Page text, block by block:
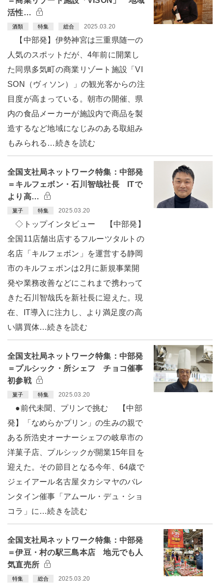
活性…
酒類 特集 総合 2025.03.20
【中部発】伊勢神宮は三重県随一の
人気のスポットだが、4年前に開業し
た同県多気町の商業リゾート施設「VI
SON（ヴィソン）」の観光客からの注
目度が高まっている。朝市の開催、県
内の食品メーカーが施設内で商品を製
造するなど地域になじみのある取組み
もみられる…続きを読む
全国支社局ネットワーク特集：中部発
＝キルフェボン・石川智哉社長 ITで
より高…
菓子 特集 2025.03.20
◇トップインタビュー 【中部発】
全国11店舗出店するフルーツタルトの
名店「キルフェボン」を運営する静岡
市のキルフェボンは2月に新規事業開
発や業務改善などにこれまで携わって
きた石川智哉氏を新社長に迎えた。現
在、IT導入に注力し、より満足度の高
い購買体…続きを読む
全国支社局ネットワーク特集：中部発
＝プルシック・所シェフ チョコ催事
初参戦
菓子 特集 2025.03.20
●前代未聞、プリンで挑む 【中部
発】「なめらかプリン」の生みの親で
ある所浩史オーナーシェフの岐阜市の
洋菓子店、プルシックが開業15年目を
迎えた。その節目となる今年、64歳で
ジェイアール名古屋タカシマヤのバレ
ンタイン催事「アムール・デュ・ショ
コラ」に…続きを読む
全国支社局ネットワーク特集：中部発
＝伊豆・村の駅三島本店 地元でも人
気直売所
特集 総合 2025.03.20